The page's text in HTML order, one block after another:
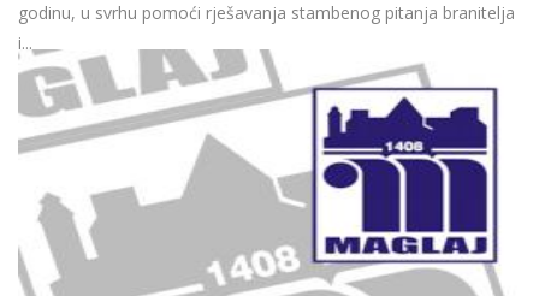
godinu, u svrhu pomoći rješavanja stambenog pitanja branitelja
i...
Više...